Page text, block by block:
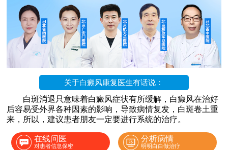
关于白癜风康复医生有话说：
白斑消退只意味着白癜风症状有所缓解，白癜风在治好
后容易受外界各种因素的影响，导致病情复发，白斑卷土重
来，所以，建议患者朋友一定要进行系统的治疗。
在线问医
对患者信息保密
分析病情
明明白白做治疗